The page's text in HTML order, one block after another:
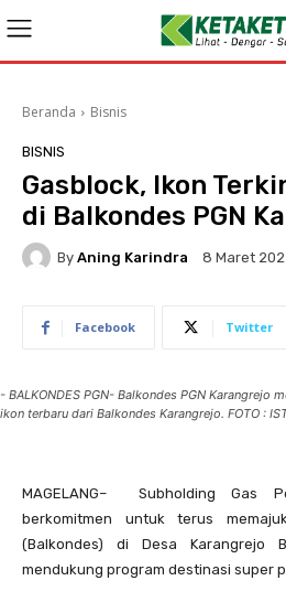
Beranda Bisnis
BISNIS
Gasblock, Ikon
di Balkondes PGN
By Aning Karindra 8 Maret
Facebook Twitter
- BALKONDES PGN- Balkondes PGN Karangrejo
ikon terbaru dari Balkondes Karangrejo. FOTO :
MAGELANG– Subholding Gas
berkomitmen untuk terus
(Balkondes) di Desa Karangrejo
mendukung program destinasi super